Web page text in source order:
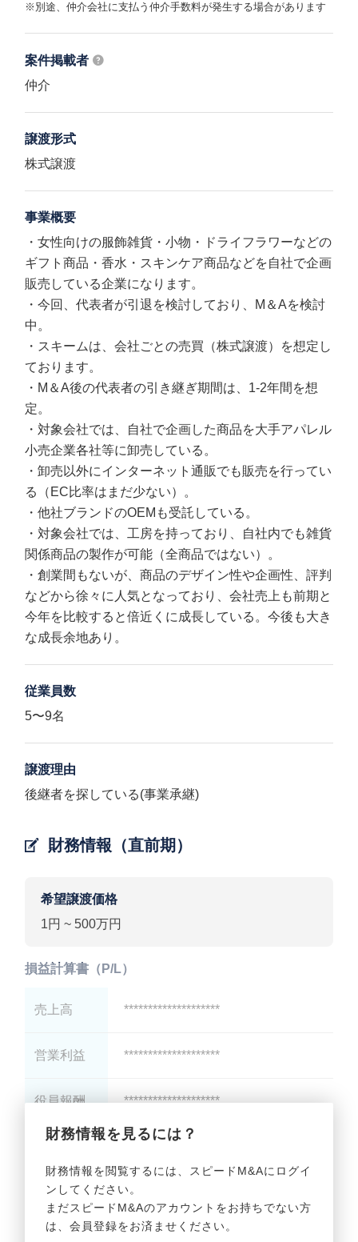
※別途、仲介会社に支払う仲介手数料が発生する場合があります
案件掲載者
仲介
譲渡形式
株式譲渡
事業概要
・女性向けの服飾雑貨・小物・ドライフラワーなどの
ギフト商品・香水・スキンケア商品などを自社で企画
販売している企業になります。
・今回、代表者が引退を検討しており、M＆Aを検討
中。
・スキームは、会社ごとの売買（株式譲渡）を想定し
ております。
・M＆A後の代表者の引き継ぎ期間は、1-2年間を想
定。
・対象会社では、自社で企画した商品を大手アパレル
小売企業各社等に卸売している。
・卸売以外にインターネット通販でも販売を行ってい
る（EC比率はまだ少ない）。
・他社ブランドのOEMも受託している。
・対象会社では、工房を持っており、自社内でも雑貨
関係商品の製作が可能（全商品ではない）。
・創業間もないが、商品のデザイン性や企画性、評判
などから徐々に人気となっており、会社売上も前期と
今年を比較すると倍近くに成長している。今後も大き
な成長余地あり。
従業員数
5〜9名
譲渡理由
後継者を探している(事業承継)
財務情報（直前期）
希望譲渡価格
1円 ~ 500万円
財務情報を見るには？
財務情報を閲覧するには、スピードM&Aにログイ
ンしてください。
まだスピードM&Aのアカウントをお持ちでない方
は、会員登録をお済ませください。
損益計算書（P/L）
売上高 ********************
営業利益 ********************
役員報酬 ********************
貸借対照表（B/S）
総資産 ********************